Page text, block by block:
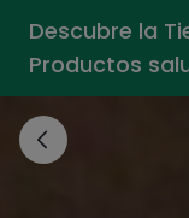
Descubre la
Productos